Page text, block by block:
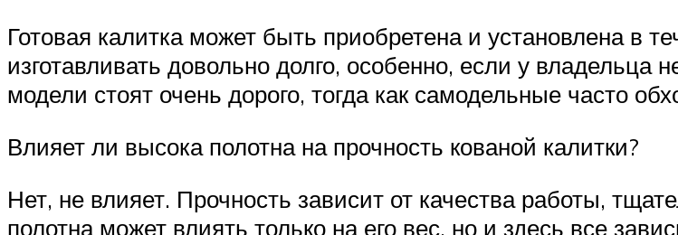
Готовая калитка может быть приобретена и установлена в
изготавливать довольно долго, особенно, если у владельца
модели стоят очень дорого, тогда как самодельные часто
Влияет ли высока полотна на прочность кованой калитки?
Нет, не влияет. Прочность зависит от качества работы,
полотна может влиять только на его вес, но и здесь все